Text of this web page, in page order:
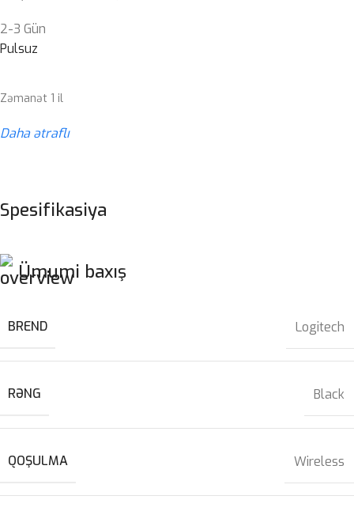
2-3 Gün
Pulsuz
Zəmanət 1 il
Daha ətraflı
Spesifikasiya
Ümumi baxış
BREND Logitech
RƏNG Black
QOŞULMA Wireless